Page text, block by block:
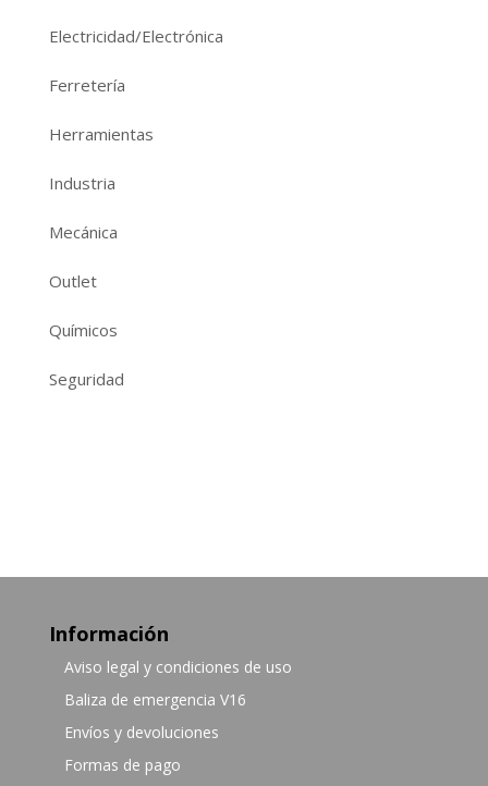
Electricidad/Electrónica
Ferretería
Herramientas
Industria
Mecánica
Outlet
Químicos
Seguridad
Información
Aviso legal y condiciones de uso
Baliza de emergencia V16
Envíos y devoluciones
Formas de pago